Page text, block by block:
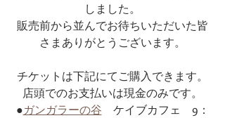
しました。
販売前から並んでお待ちいただいた皆
さまありがとうございます。
チケットは下記にてご購入できます。
店頭でのお支払いは現金のみです。
●ガンガラーの谷 ケイブカフェ　9：